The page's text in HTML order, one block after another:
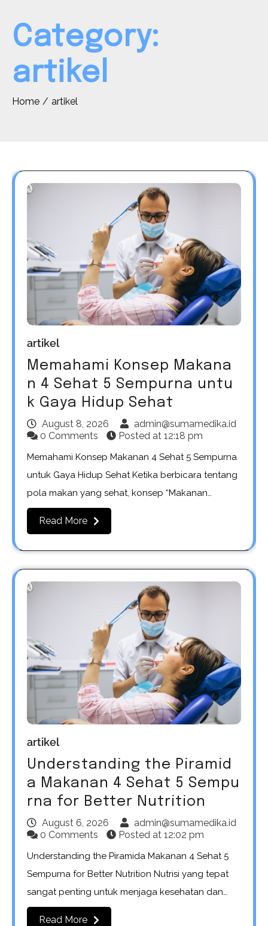
Category:
artikel
Home artikel
artikel
Memahami Konsep Makana
n 4 Sehat 5 Sempurna untu
k Gaya Hidup Sehat
August 8, 2026
admin@sumamedika.id
0 Comments
Posted at 12:18 pm
Memahami Konsep Makanan 4 Sehat 5 Sempurna
untuk Gaya Hidup Sehat Ketika berbicara tentang
pola makan yang sehat, konsep “Makanan…
Read More
artikel
Understanding the Piramid
a Makanan 4 Sehat 5 Sempu
rna for Better Nutrition
August 6, 2026
admin@sumamedika.id
0 Comments
Posted at 12:02 pm
Understanding the Piramida Makanan 4 Sehat 5
Sempurna for Better Nutrition Nutrisi yang tepat
sangat penting untuk menjaga kesehatan dan…
Read More